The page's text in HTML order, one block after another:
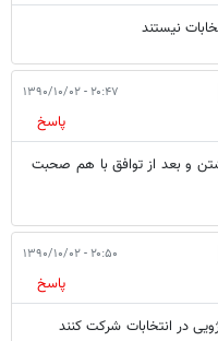
نیستند
۲۰:۴۷ - ۱۳۹۰/۱۰/۰۲
پاسخ
و بعد از توافق با هم صحبت
۲۰:۵۰ - ۱۳۹۰/۱۰/۰۲
پاسخ
در انتخابات شرکت کنند